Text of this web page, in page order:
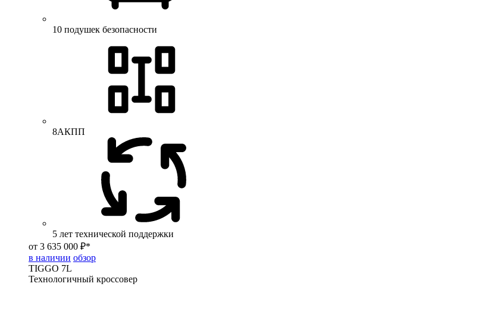
10 подушек безопасности
8АКПП
5 лет технической поддержки
от 3 635 000 ₽*
в наличии обзор
TIGGO 7L
Технологичный кроссовер